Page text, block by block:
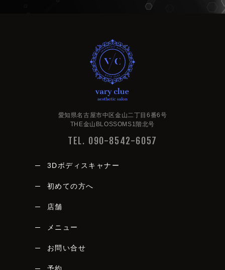
very clue
愛知県名古屋市中区金山二丁目6番6号
THE金山BLOSSOMS1階北号
TEL. 090-8542-6057
3Dボディスキャナー
初めての方へ
店舗
メニュー
お問い合せ